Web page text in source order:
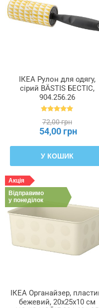
ІКЕА Рулон для одягу,
сірий BÄSTIS БЕСТІС,
904.256.26
72,00 грн
54,00 грн
У КОШИК
Акція
Відправимо
у понеділок
ІКЕА Органайзер,
бежевий, 20x25x10 см